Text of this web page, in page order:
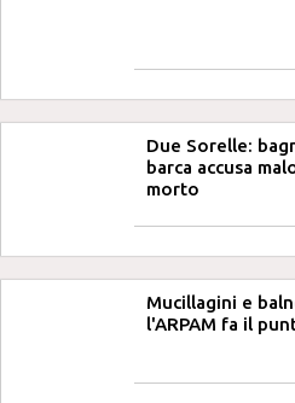
Due Sorelle:
barca accusa
morto
Mucillagini e
l'ARPAM fa il